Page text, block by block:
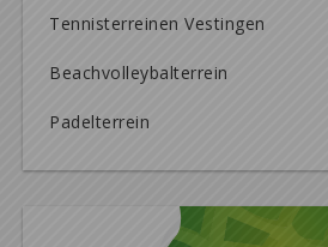
Tennisterreinen Vestingen
Beachvolleybalterrein
Padelterrein